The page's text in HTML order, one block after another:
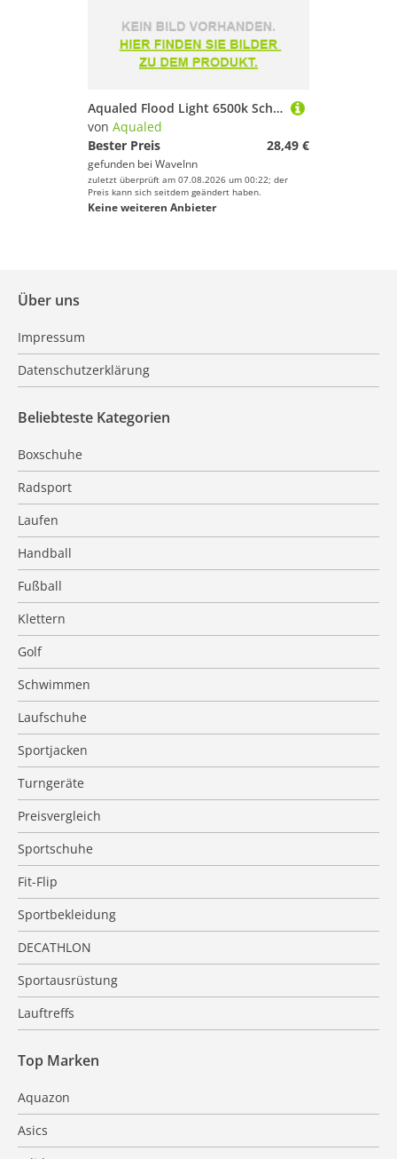
Aqualed Flood Light 6500k Schwarz 600 Lumens
von Aqualed
Bester Preis
28,49 €
gefunden bei WaveInn
zuletzt überprüft am 07.08.2026 um 00:22; der
Preis kann sich seitdem geändert haben.
Keine weiteren Anbieter
Über uns
Impressum
Datenschutzerklärung
Beliebteste Kategorien
Boxschuhe
Radsport
Laufen
Handball
Fußball
Klettern
Golf
Schwimmen
Laufschuhe
Sportjacken
Turngeräte
Preisvergleich
Sportschuhe
Fit-Flip
Sportbekleidung
DECATHLON
Sportausrüstung
Lauftreffs
Top Marken
Aquazon
Asics